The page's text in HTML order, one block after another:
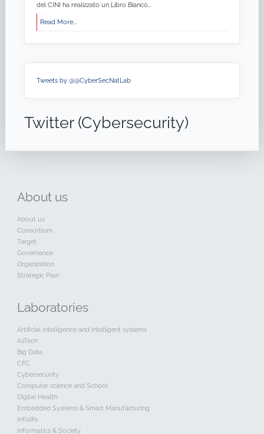
del CINI ha realizzato un Libro Bianco...
Read More...
Tweets by @@CyberSecNatLab
Twitter (Cybersecurity)
About us
About us
Consortium
Target
Governance
Organization
Strategic Plan
Laboratories
Artificial Intelligence and Intelligent systems
AsTech
Big Data
CFC
Cybersecurity
Computer science and School
Digital Health
Embedded Systems & Smart Manufacturing
Infolife
Informatics & Society